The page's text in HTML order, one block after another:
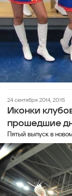
24 сентября 2014, 20:15
Иконки
прошедшие
Пятый выпуск в